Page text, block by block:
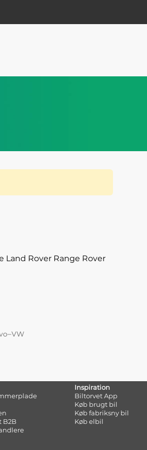
Land Rover Range Rover
–VW
B2B
Inspiration
Biltorvet App
Køb brugt bil
Køb fabriksny bil
Køb elbil